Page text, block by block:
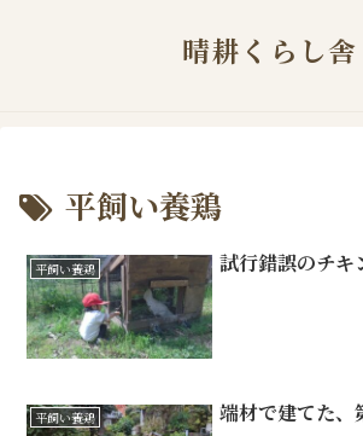
晴耕くらし舎
平飼い養鶏
平飼い養鶏 試行錯誤のチキ
平飼い養鶏 端材で建てた、